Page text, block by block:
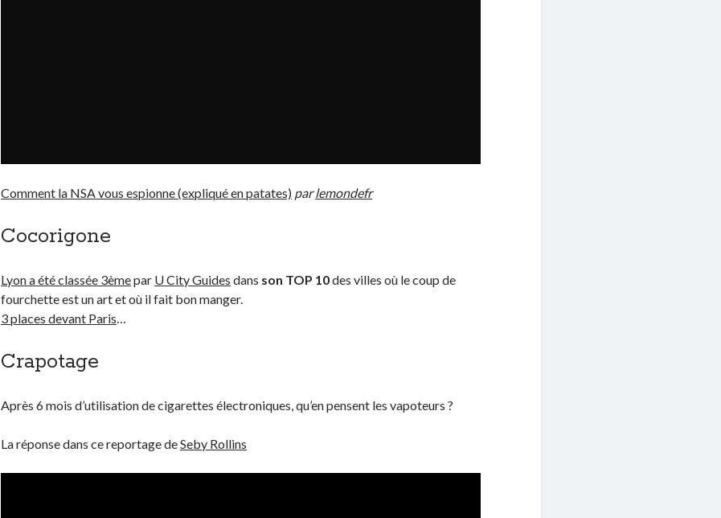
Comment la NSA vous espionne (expliqué en patates) parlemondefr
Cocorigone
Lyon a été classée 3èmepar U City Guides dans son TOP 10des villes où le coup de
fourchette est un art et où il fait bon manger.
3 places devant Paris…
Crapotage
Après 6 mois d’utilisation de cigarettes électroniques, qu’en pensent les vapoteurs ?
La réponse dans ce reportage deSeby Rollins